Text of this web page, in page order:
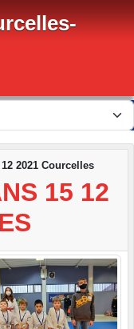
2021 Courcelles
15 12